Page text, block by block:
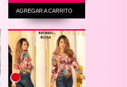
AGREGAR A CARRITO